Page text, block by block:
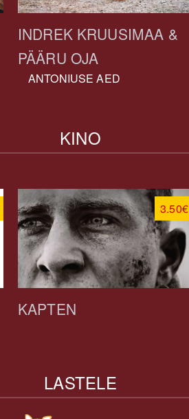
INDREK KRUUSIMAA &
PÄÄRU OJA
ANTONIUSE AED
KINO
KAPTEN
3.50€
LASTELE